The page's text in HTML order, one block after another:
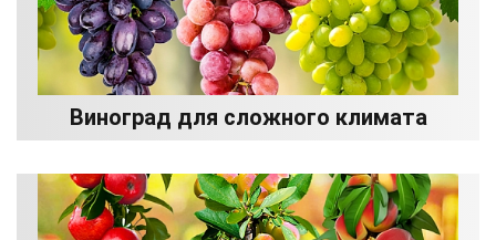
Виноград для сложного климата